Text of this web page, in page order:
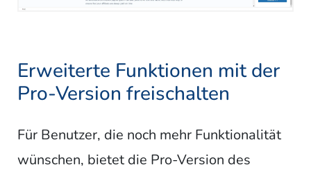
Erweiterte Funktionen mit der
Pro-Version freischalten
Für Benutzer, die noch mehr Funktionalität
wünschen, bietet die Pro-Version des